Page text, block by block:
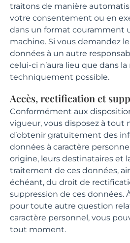
traitons de manière
votre consentement ou en
dans un format couramment
machine. Si vous demandez
données à un autre
celui-ci n’aura lieu que dans
techniquement possible.
Accès, rectification et
Conformément aux
vigueur, vous disposez à
d’obtenir gratuitement des
données à caractère
origine, leurs destinataires et
traitement de ces données,
échéant, du droit de
suppression de ces données.
pour toute autre question
caractère personnel, vous
tout moment.